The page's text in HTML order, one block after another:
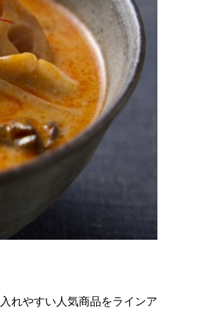
れやすい人気商品をラインア